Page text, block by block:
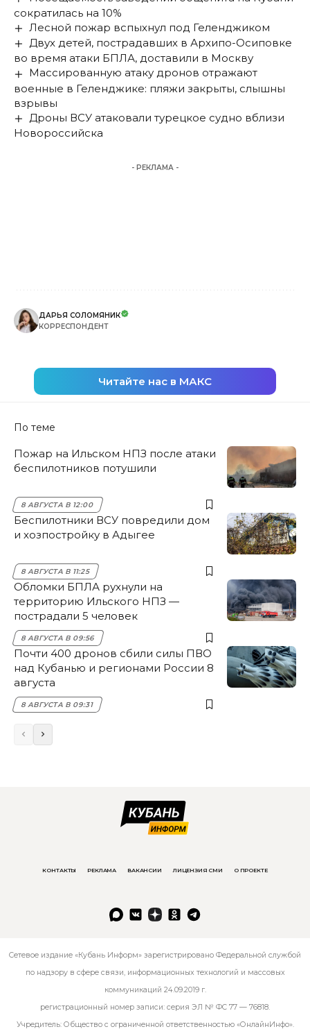
сократилась на 10%
Лесной пожар вспыхнул под Геленджиком
Двух детей, пострадавших в Архипо-Осиповке
во время атаки БПЛА, доставили в Москву
Массированную атаку дронов отражают
военные в Геленджике: пляжи закрыты, слышны
взрывы
Дроны ВСУ атаковали турецкое судно вблизи
Новороссийска
- РЕКЛАМА -
ДАРЬЯ СОЛОМЯНИК
КОРРЕСПОНДЕНТ
Читайте нас в МАКС
По теме
Пожар на Ильском НПЗ после атаки
беспилотников потушили
8 АВГУСТА В 12:00
Беспилотники ВСУ повредили дом
и хозпостройку в Адыгее
8 АВГУСТА В 11:25
Обломки БПЛА рухнули на
территорию Ильского НПЗ —
пострадали 5 человек
8 АВГУСТА В 09:56
Почти 400 дронов сбили силы ПВО
над Кубанью и регионами России 8
августа
8 АВГУСТА В 09:31
КОНТАКТЫ РЕКЛАМА ВАКАНСИИ ЛИЦЕНЗИЯ СМИ О ПРОЕКТЕ
Сетевое издание «Кубань Информ» зарегистрировано Федеральной службой
по надзору в сфере связи, информационных технологий и массовых
коммуникаций 24.09.2019 г.
регистрационный номер записи: серия ЭЛ № ФС 77 — 76818.
Учредитель: Общество с ограниченной ответственностью «ОнлайнИнфо».